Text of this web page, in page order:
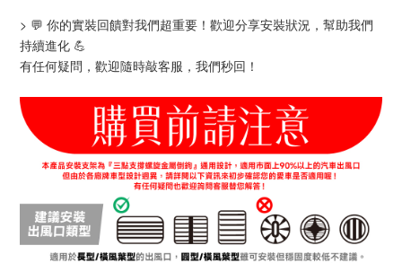
> 💬 你的實裝回饋對我們超重要！歡迎分享安裝狀況，幫助我們
持續進化 💪
有任何疑問，歡迎隨時敲客服，我們秒回！